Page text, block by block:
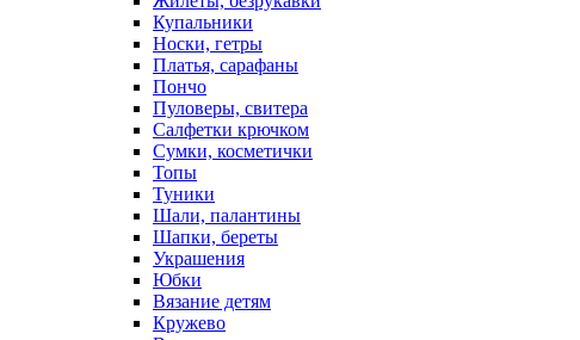
Купальники
Носки, гетры
Платья, сарафаны
Пончо
Пуловеры, свитера
Салфетки крючком
Сумки, косметички
Топы
Туники
Шали, палантины
Шапки, береты
Украшения
Юбки
Вязание детям
Кружево